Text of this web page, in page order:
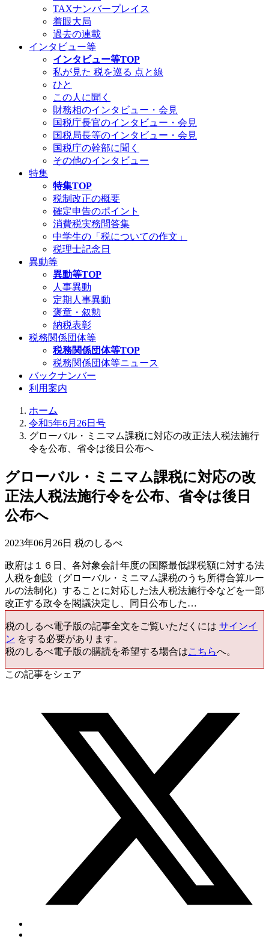
TAXナンバープレイス
着眼大局
過去の連載
インタビュー等
インタビュー等TOP
私が見た 税を巡る 点と線
ひと
この人に聞く
財務相のインタビュー・会見
国税庁長官のインタビュー・会見
国税局長等のインタビュー・会見
国税庁の幹部に聞く
その他のインタビュー
特集
特集TOP
税制改正の概要
確定申告のポイント
消費税実務問答集
中学生の「税についての作文」
税理士記念日
異動等
異動等TOP
人事異動
定期人事異動
褒章・叙勲
納税表彰
税務関係団体等
税務関係団体等TOP
税務関係団体等ニュース
バックナンバー
利用案内
ホーム
令和5年6月26日号
グローバル・ミニマム課税に対応の改正法人税法施行
令を公布、省令は後日公布へ
グローバル・ミニマム課税に対応の改
正法人税法施行令を公布、省令は後日
公布へ
2023年06月26日 税のしるべ
政府は１６日、各対象会計年度の国際最低課税額に対する法
人税を創設（グローバル・ミニマム課税のうち所得合算ルー
ルの法制化）することに対応した法人税法施行令などを一部
改正する政令を閣議決定し、同日公布した…
税のしるべ電子版の記事全文をご覧いただくには サインイ
ン をする必要があります。
税のしるべ電子版の購読を希望する場合はこちらへ。
この記事をシェア